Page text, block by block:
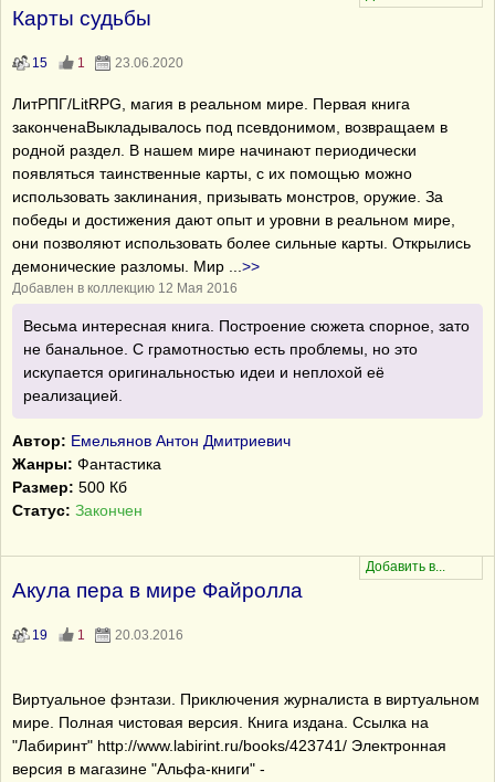
Карты судьбы
15 1 23.06.2020
ЛитРПГ/LitRPG, магия в реальном мире. Первая книга
законченаВыкладывалось под псевдонимом, возвращаем в
родной раздел. В нашем мире начинают периодически
появляться таинственные карты, с их помощью можно
использовать заклинания, призывать монстров, оружие. За
победы и достижения дают опыт и уровни в реальном мире,
они позволяют использовать более сильные карты. Открылись
демонические разломы. Мир
>>
Добавлен в коллекцию 12 Мая 2016
Весьма интересная книга. Построение сюжета спорное, зато
не банальное. С грамотностью есть проблемы, но это
искупается оригинальностью идеи и неплохой её
реализацией.
Автор: Емельянов Антон Дмитриевич
Жанры: Фантастика
Размер: 500 Кб
Статус: Закончен
Акула пера в мире Файролла
19 1 20.03.2016
Виртуальное фэнтази. Приключения журналиста в виртуальном
мире. Полная чистовая версия. Книга издана. Ссылка на
"Лабиринт" http://www.labirint.ru/books/423741/ Электронная
версия в магазине "Альфа-книги" -